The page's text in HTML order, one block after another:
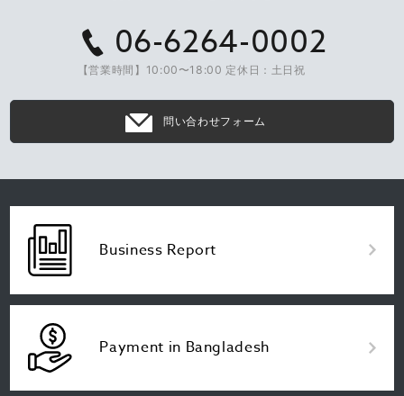
06-6264-0002
【営業時間】10:00〜18:00 定休日：土日祝
問い合わせフォーム
Business Report
Payment in Bangladesh